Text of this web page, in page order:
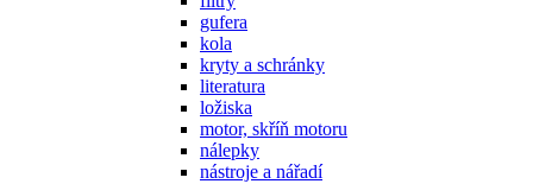
gufera
kola
kryty a schránky
literatura
ložiska
motor, skříň motoru
nálepky
nástroje a nářadí